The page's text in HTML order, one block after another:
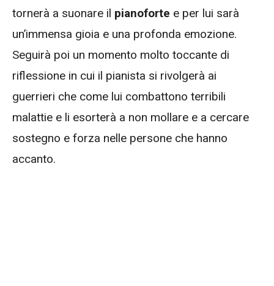
tornerà a suonare il pianoforte e per lui sarà
un’immensa gioia e una profonda emozione.
Seguirà poi un momento molto toccante di
riflessione in cui il pianista si rivolgerà ai
guerrieri che come lui combattono terribili
malattie e li esorterà a non mollare e a cercare
sostegno e forza nelle persone che hanno
accanto.